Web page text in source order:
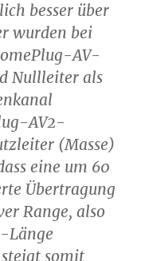
besser über
wurden bei
AV-
Nullleiter als
AV2-
(Masse)
eine um 60
Übertragung
Range, also
Länge
somit